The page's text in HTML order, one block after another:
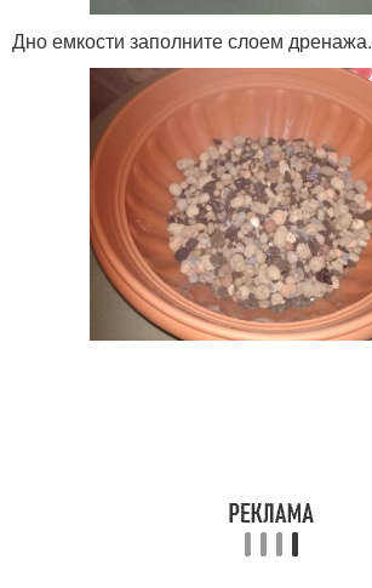
Дно емкости заполните слоем дренажа.